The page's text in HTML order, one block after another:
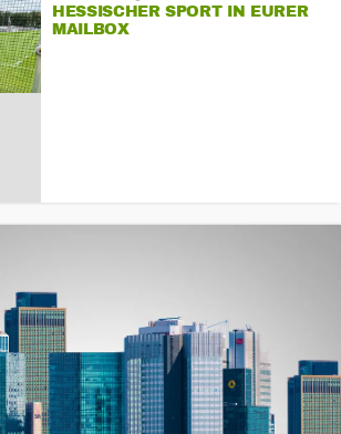
HESSISCHER SPORT IN EURER
MAILBOX